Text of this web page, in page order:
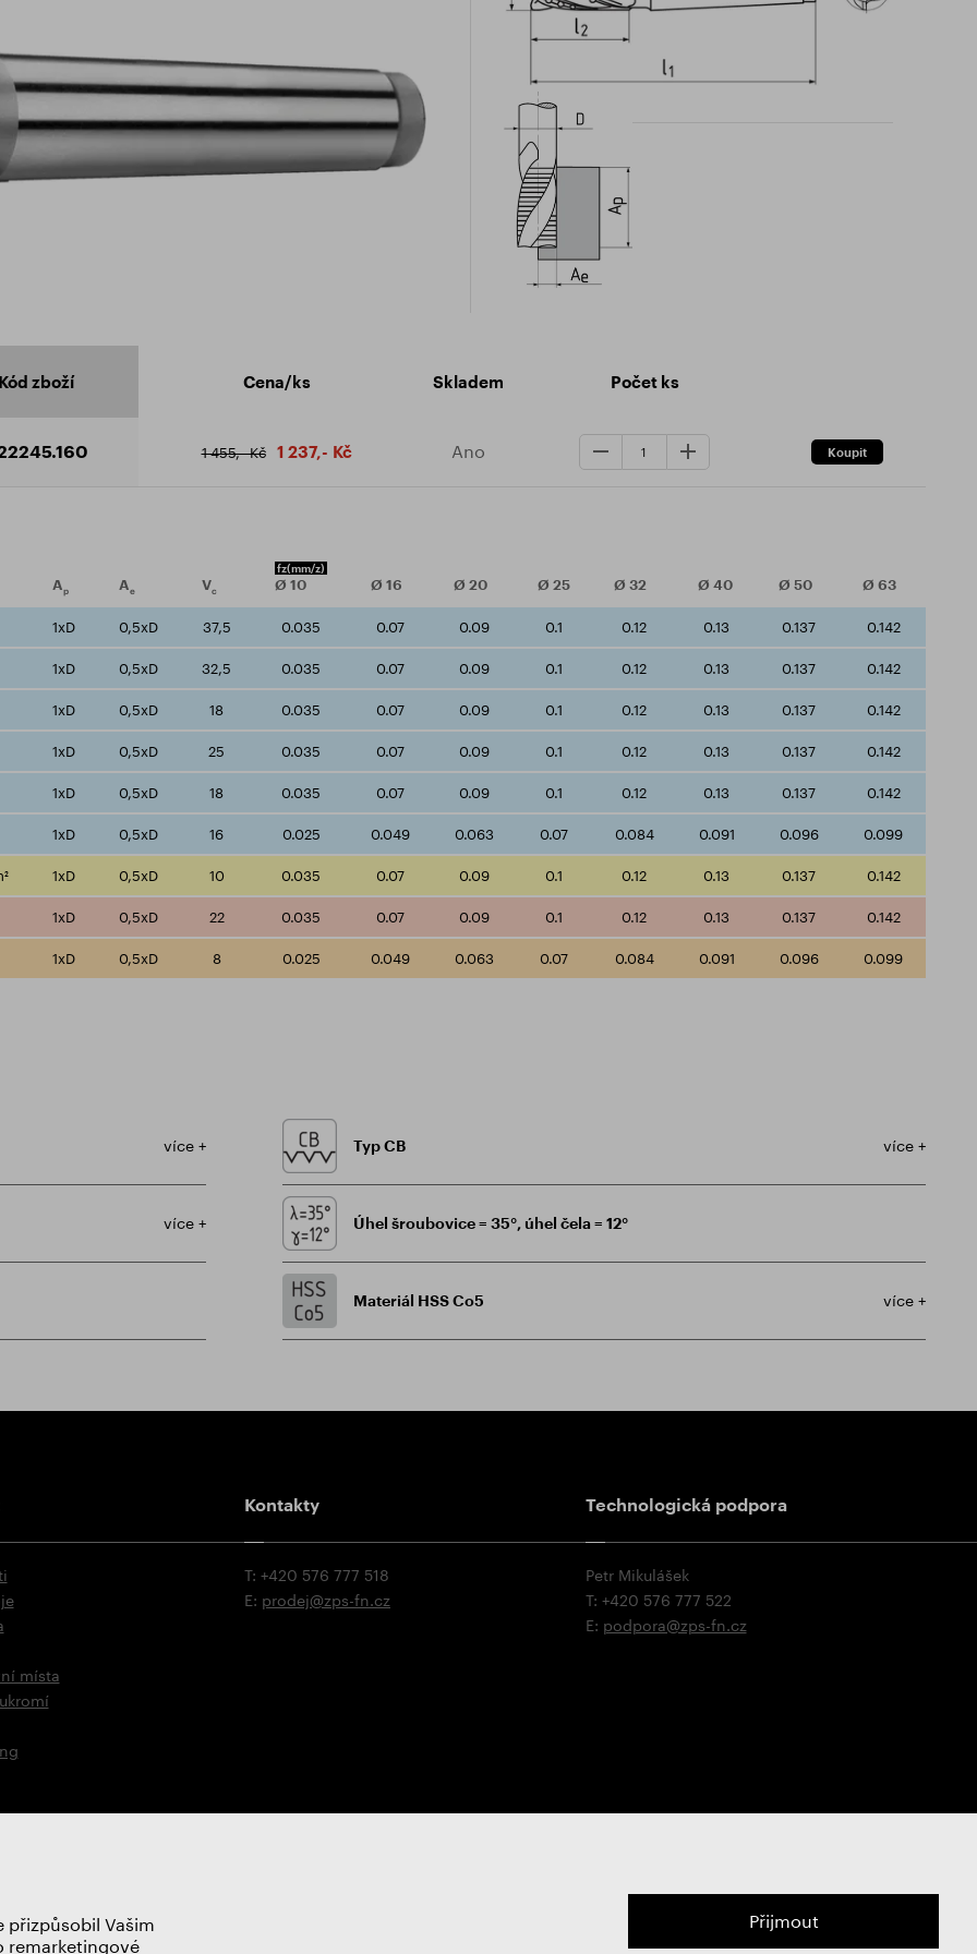
podmínky
stažení
Kód zboží Cena/ks Skladem Počet ks
1 455,- Kč 1 237,- Kč Ano
Ap Ae Vc
fz(mm/z)
Ø 10 Ø 16 Ø 20 Ø 25 Ø 32 Ø 40 Ø 50 Ø 63
1xD 0,5xD 37,5 0.035 0.07 0.09 0.1 0.12 0.13 0.137 0.142
1xD 0,5xD 32,5 0.035 0.07 0.09 0.1 0.12 0.13 0.137 0.142
1xD 0,5xD 18 0.035 0.07 0.09 0.1 0.12 0.13 0.137 0.142
1xD 0,5xD 25 0.035 0.07 0.09 0.1 0.12 0.13 0.137 0.142
1xD 0,5xD 18 0.035 0.07 0.09 0.1 0.12 0.13 0.137 0.142
1xD 0,5xD 16 0.025 0.049 0.063 0.07 0.084 0.091 0.096 0.099
1xD 0,5xD 10 0.035 0.07 0.09 0.1 0.12 0.13 0.137 0.142
1xD 0,5xD 22 0.035 0.07 0.09 0.1 0.12 0.13 0.137 0.142
1xD 0,5xD 8 0.025 0.049 0.063 0.07 0.084 0.091 0.096 0.099
více +
více +
Typ CB více +
Úhel šroubovice = 35°, úhel čela = 12°
Materiál HSS Co5 více +
místa
Kontakty
T: +420 576 777 518
E: prodej@zps-fn.cz
Technologická podpora
Petr Mikulášek
T: +420 576 777 522
E: podpora@zps-fn.cz
přizpůsobil Vašim
remarketingové
Přijmout